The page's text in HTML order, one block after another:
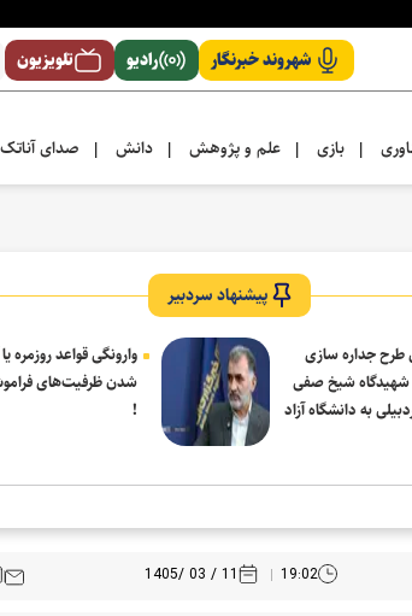
شهروند خبرنگار رادیو تلویزیون
| بازی | علم و پژوهش | دانش | صدای آناتک
پیشنهاد سردبیر
طرح جداره سازی
شیخ صفی
به دانشگاه آزاد
وارونگی قواعد روزمره
شدن ظرفیت‌های
!
19:02
11 / 03 /1405